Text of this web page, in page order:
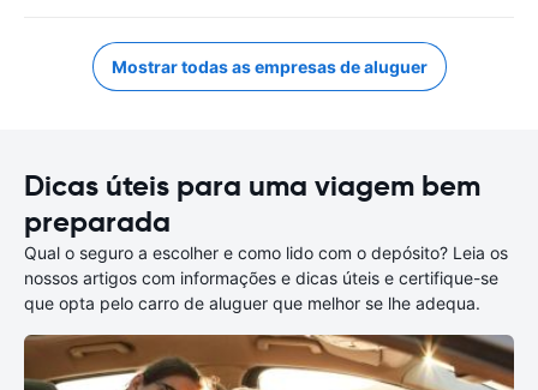
Mostrar todas as empresas de aluguer
Dicas úteis para uma viagem bem
preparada
Qual o seguro a escolher e como lido com o depósito? Leia os
nossos artigos com informações e dicas úteis e certifique-se
que opta pelo carro de aluguer que melhor se lhe adequa.